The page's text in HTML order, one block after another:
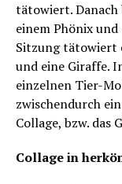
tätowiert. Danach
einem Phönix und
Sitzung tätowiert
und eine Giraffe.
einzelnen Tier-
zwischendurch
Collage, bzw. das
Collage in